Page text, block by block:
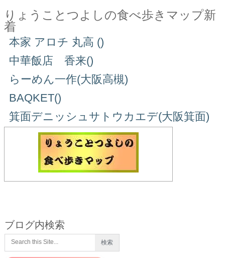
りょうことつよしの食べ歩きマップ新
着
本家 アロチ 丸高 ()
中華飯店 香来()
らーめん一作(大阪高槻)
BAQKET()
箕面デニッシュサトウカエデ(大阪箕面)
ブログ内検索